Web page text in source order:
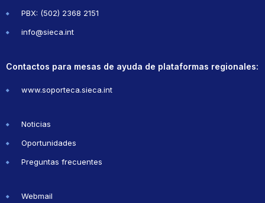
PBX: (502) 2368 2151
info@sieca.int
Contactos para mesas de ayuda de plataformas regionales:
www.soporteca.sieca.int
Noticias
Oportunidades
Preguntas frecuentes
Webmail